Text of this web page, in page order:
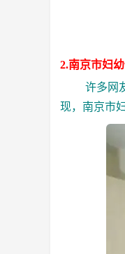
2.南京市妇
许多网友
现，南京市